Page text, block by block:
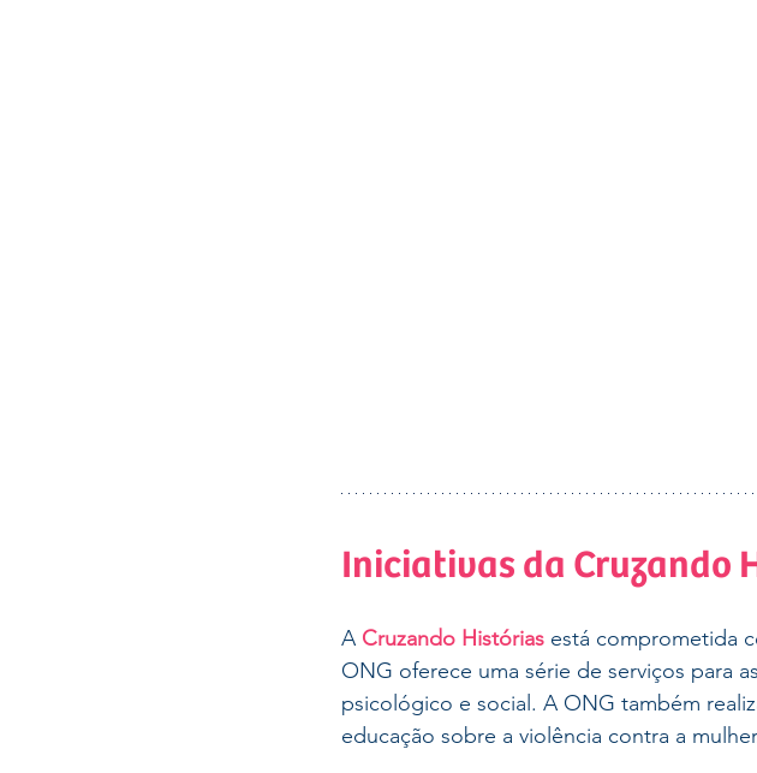
Iniciativas da Cruzando
A Cruzando Histórias está comprometida
ONG oferece uma série de serviços para
psicológico e social. A ONG também
educação sobre a violência contra a